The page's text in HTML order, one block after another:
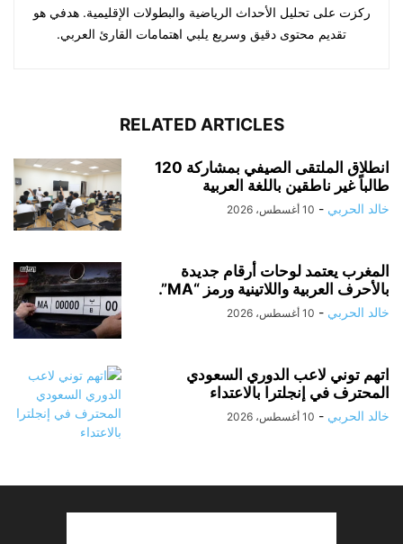
ركزت على تحليل الأحداث الرياضية والبطولات الإقليمية. هدفي هو
تقديم محتوى دقيق وسريع يلبي اهتمامات القارئ العربي.
RELATED ARTICLES
انطلاق الملتقى الصيفي بمشاركة 120
طالباً غير ناطقين باللغة العربية
خالد الحربي - 10 أغسطس، 2026
المغرب يعتمد لوحات أرقام جديدة
بالأحرف العربية واللاتينية ورمز “MA”.
خالد الحربي - 10 أغسطس، 2026
اتهم توني لاعب الدوري السعودي
المحترف في إنجلترا بالاعتداء
خالد الحربي - 10 أغسطس، 2026